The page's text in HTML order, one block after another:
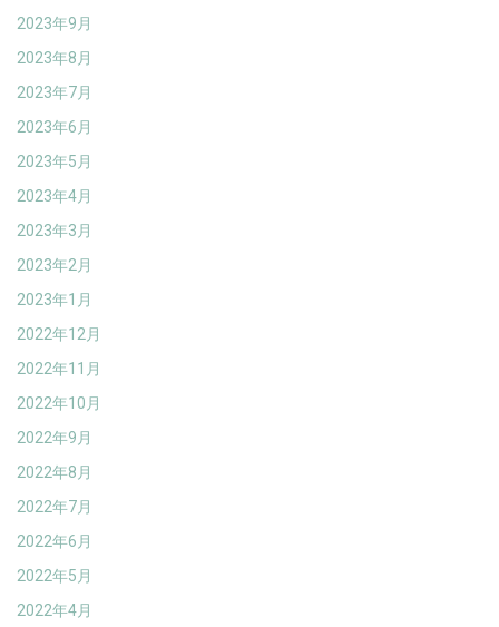
2023年9月
2023年8月
2023年7月
2023年6月
2023年5月
2023年4月
2023年3月
2023年2月
2023年1月
2022年12月
2022年11月
2022年10月
2022年9月
2022年8月
2022年7月
2022年6月
2022年5月
2022年4月